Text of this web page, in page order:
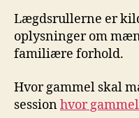
Lægdsrullerne er
oplysninger om
familiære forhold.
Hvor gammel skal
sessionhvor